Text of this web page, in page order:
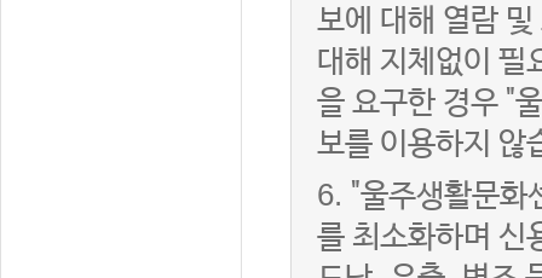
보에 대해 열람
대해 지체없이 필
을 요구한 경우 "
보를 이용하지 않
6. "울주생활문화
를 최소화하며 신